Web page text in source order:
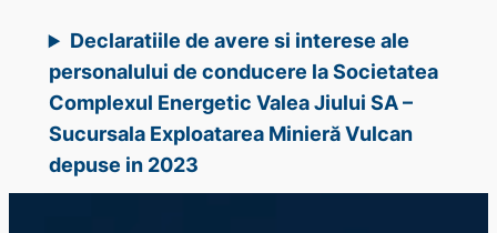
Declaratiile de avere si interese ale
personalului de conducere la Societatea
Complexul Energetic Valea Jiului SA –
Sucursala Exploatarea Minieră Vulcan
depuse in 2023